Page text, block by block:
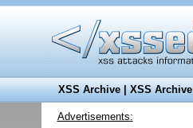
XSS Archive|XSS Archive
Advertisements: